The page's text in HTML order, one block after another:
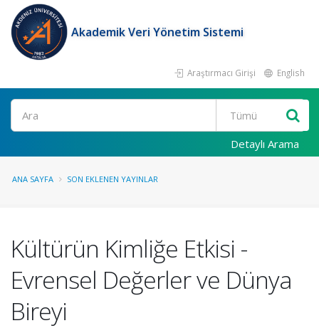
Akademik Veri Yönetim Sistemi
Araştırmacı Girişi English
Ara
Detaylı Arama
ANA SAYFA SON EKLENEN YAYINLAR
Kültürün Kimliğe Etkisi -
Evrensel Değerler ve Dünya
Bireyi